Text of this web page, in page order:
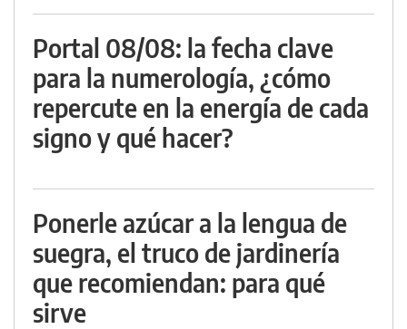
Portal 08/08: la fecha clave
para la numerología, ¿cómo
repercute en la energía de cada
signo y qué hacer?
Ponerle azúcar a la lengua de
suegra, el truco de jardinería
que recomiendan: para qué
sirve